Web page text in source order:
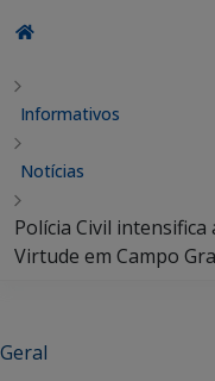
Informativos
Notícias
Polícia Civil
Virtude em Campo
Geral